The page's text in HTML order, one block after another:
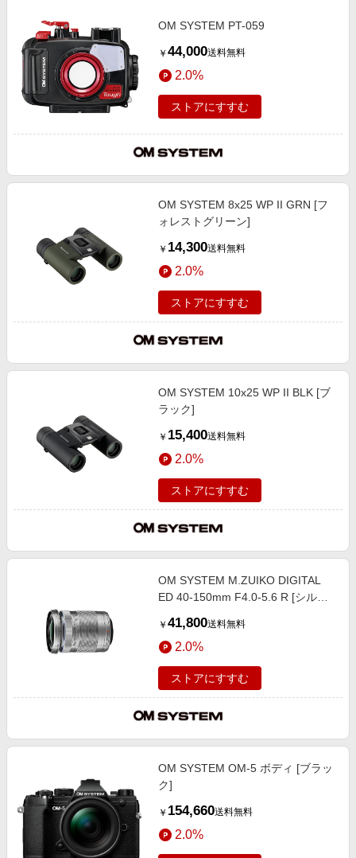
OM SYSTEM PT-059
￥ 44,000送料無料
2.0%
ストアにすすむ
OM SYSTEM 8x25 WP II GRN [フ
ォレストグリーン]
￥ 14,300送料無料
2.0%
ストアにすすむ
OM SYSTEM 10x25 WP II BLK [ブ
ラック]
￥ 15,400送料無料
2.0%
ストアにすすむ
OM SYSTEM M.ZUIKO DIGITAL
ED 40-150mm F4.0-5.6 R [シルバ
￥ 41,800送料無料
2.0%
ストアにすすむ
OM SYSTEM OM-5 ボディ [ブラッ
ク]
￥ 154,660送料無料
2.0%